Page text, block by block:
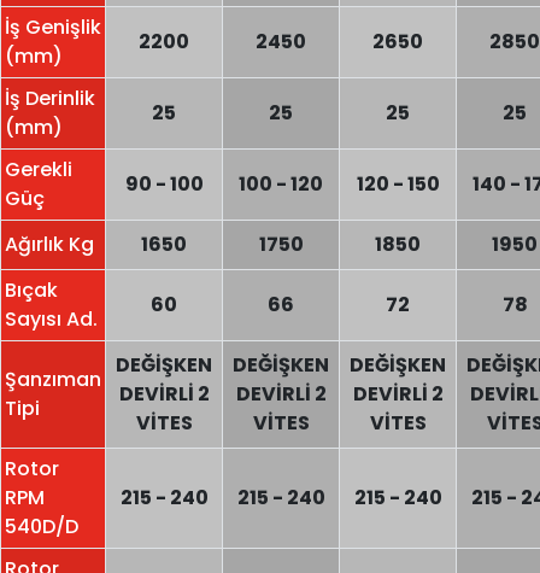
İş Genişlik
(mm)
2200 2450 2650 2850
İş Derinlik
(mm)
25 25 25 25
Gerekli
Güç
90 - 100 100 - 120 120 - 150 140 -
Ağırlık Kg 1650 1750 1850
1950
Bıçak
Sayısı Ad.
60 66 72 78
Şanzıman
Tipi
DEĞİŞKEN
DEVİRLİ 2
VİTES
DEĞİŞKEN
DEVİRLİ 2
VİTES
DEĞİŞKEN
DEVİRLİ 2
VİTES
Rotor
RPM
540D/D
215 - 240 215 - 240 215 - 240 215 -